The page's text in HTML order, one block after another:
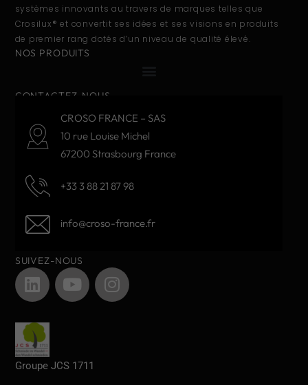
systèmes innovants au travers de marques telles que
Crosilux® et convertit ses idées et ses visions en produits
de premier rang dotés d’un niveau de qualité élevé.
NOS PRODUITS
CONTACTEZ-NOUS
CROSO FRANCE – SAS
10 rue Louise Michel
67200 Strasbourg France
+33 3 88 21 87 98
info@croso-france.fr
SUIVEZ-NOUS
Groupe JCS 1711